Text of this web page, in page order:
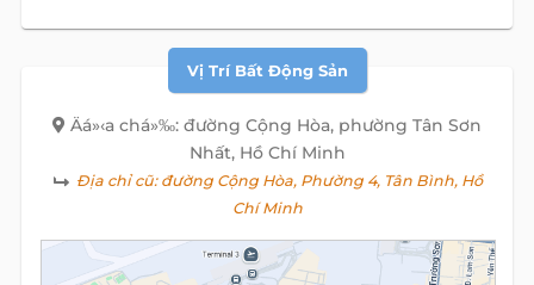
Vị Trí Bất Động Sản
Äá»‹a chá»‰: đường Cộng Hòa, phường Tân Sơn
Nhất, Hồ Chí Minh
Địa chỉ cũ:đường Cộng Hòa, Phường 4, Tân Bình, Hồ
Chí Minh